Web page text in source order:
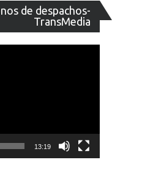
de despachos-
TransMedia
de
vídeo
13:19